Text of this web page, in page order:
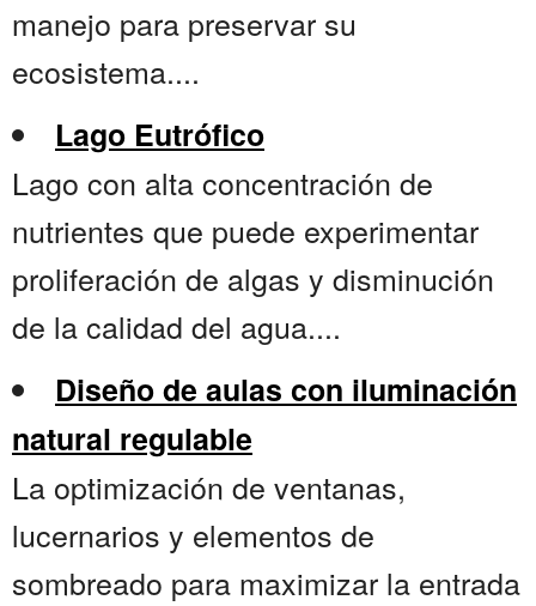
manejo para preservar su
ecosistema....
Lago Eutrófico
Lago con alta concentración de
nutrientes que puede experimentar
proliferación de algas y disminución
de la calidad del agua....
Diseño de aulas con iluminación
natural regulable
La optimización de ventanas,
lucernarios y elementos de
sombreado para maximizar la entrada